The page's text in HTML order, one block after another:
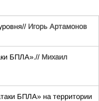
Игорь Артамонов
БПЛА».// Михаил
БПЛА» на территории